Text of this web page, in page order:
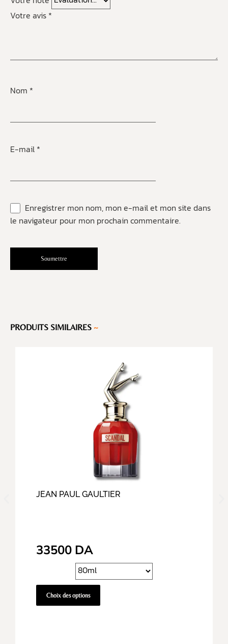
Votre avis *
Nom *
E-mail *
Enregistrer mon nom, mon e-mail et mon site dans
le navigateur pour mon prochain commentaire.
PRODUITS SIMILAIRES ~
JEAN PAUL GAULTIER
33500 DA
Choix des options